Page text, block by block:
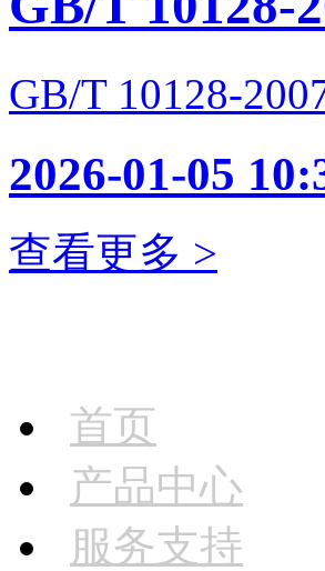
GB/T 10128-
2026-01-05
查看更多 >
首页
产品中心
服务支持